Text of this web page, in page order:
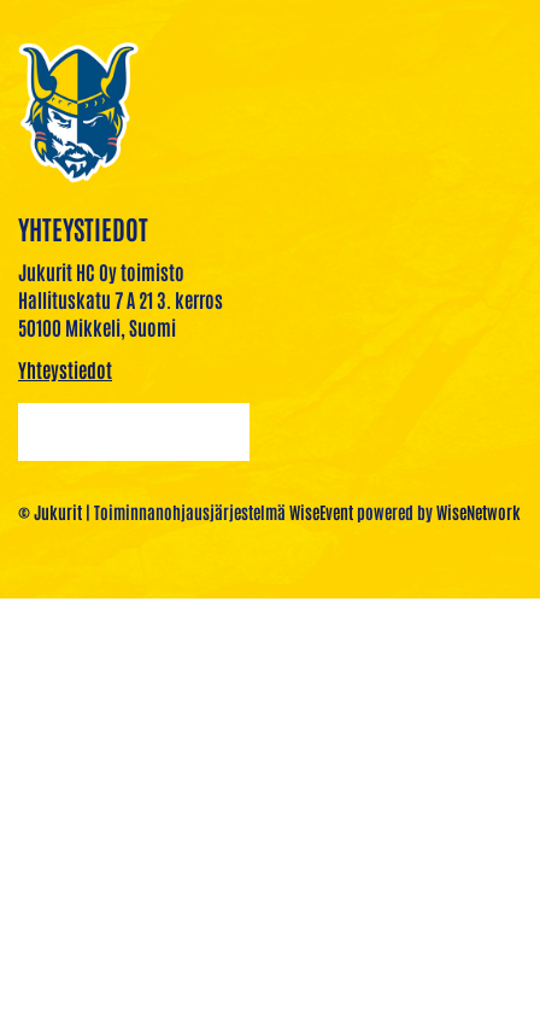
YHTEYSTIEDOT
Jukurit HC Oy toimisto
Hallituskatu 7 A 21 3. kerros
50100 Mikkeli, Suomi
Yhteystiedot
© Jukurit | Toiminnanohjausjärjestelmä WiseEventpowered byWiseNetwork